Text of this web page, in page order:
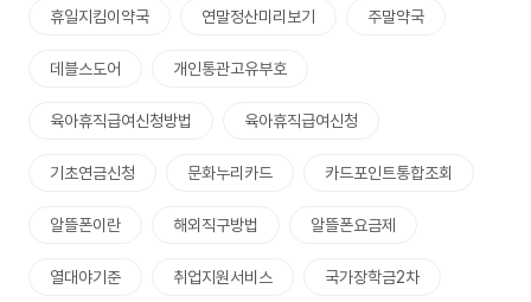
휴일지킴이약국 연말정산미리보기 주말약국
데블스도어 개인통관고유부호
육아휴직급여신청방법 육아휴직급여신청
기초연금신청 문화누리카드 카드포인트통합조회
알뜰폰이란 해외직구방법 알뜰폰요금제
열대야기준 취업지원서비스 국가장학금2차